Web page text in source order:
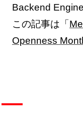
Backend
この記事は「
Openness